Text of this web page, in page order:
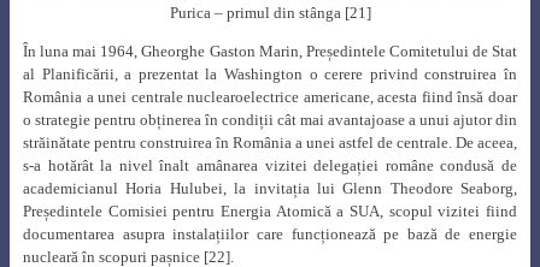
Purica – primul din stânga [21]
În luna mai 1964, Gheorghe Gaston Marin, Președintele Comitetului de Stat
al Planificării, a prezentat la Washington o cerere privind construirea în
România a unei centrale nuclearoelectrice americane, acesta fiind însă doar
o strategie pentru obținerea în condiții cât mai avantajoase a unui ajutor din
străinătate pentru construirea în România a unei astfel de centrale. De aceea,
s-a hotărât la nivel înalt amânarea vizitei delegației române condusă de
academicianul Horia Hulubei, la invitația lui Glenn Theodore Seaborg,
Președintele Comisiei pentru Energia Atomică a SUA, scopul vizitei fiind
documentarea asupra instalațiilor care funcționează pe bază de energie
nucleară în scopuri pașnice [22].